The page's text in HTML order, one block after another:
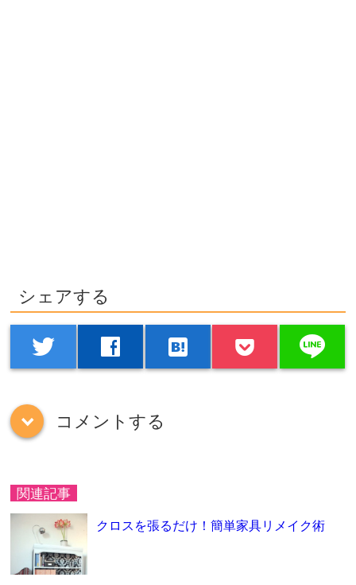
シェアする
twitter facebook hatenabookmark line
down コメントする
関連記事
クロスを張るだけ！簡単家具リメイク術